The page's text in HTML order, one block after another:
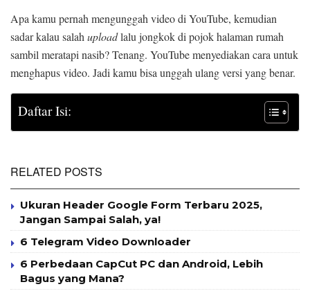
Apa kamu pernah mengunggah video di YouTube, kemudian
sadar kalau salahuploadlalu jongkok di pojok halaman rumah
sambil meratapi nasib? Tenang. YouTube menyediakan cara untuk
menghapus video. Jadi kamu bisa unggah ulang versi yang benar.
Daftar Isi:
RELATED POSTS
Ukuran Header Google Form Terbaru 2025,
Jangan Sampai Salah, ya!
6 Telegram Video Downloader
6 Perbedaan CapCut PC dan Android, Lebih
Bagus yang Mana?